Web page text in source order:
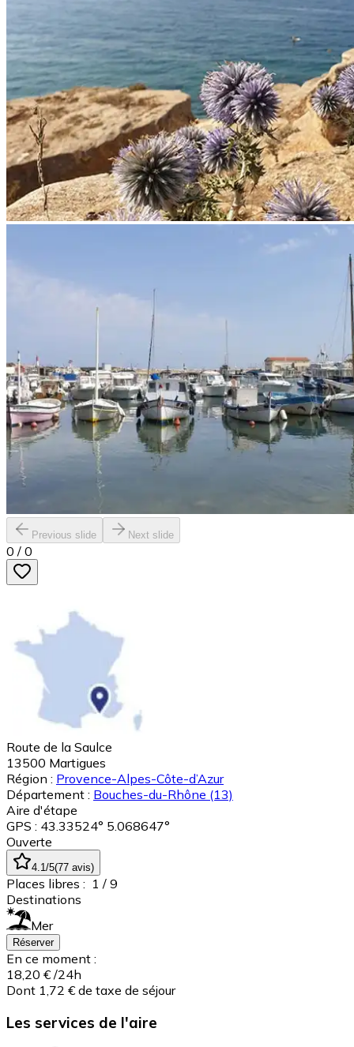
Previous slide Next slide
0 / 0
Route de la Saulce
13500 Martigues
Région : Provence-Alpes-Côte-d’Azur
Département : Bouches-du-Rhône (13)
Aire d'étape
GPS : 43.33524° 5.068647°
Ouverte
4.1/5(77 avis)
Places libres : 1 / 9
Destinations
Mer
Réserver
En ce moment :
18,20 € /24h
Dont 1,72 € de taxe de séjour
Les services de l'aire